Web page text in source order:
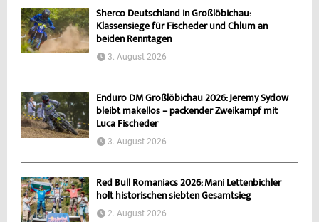
Sherco Deutschland in Großlöbichau:
Klassensiege für Fischeder und Chlum an
beiden Renntagen
3. August 2026
Enduro DM Großlöbichau 2026: Jeremy Sydow
bleibt makellos – packender Zweikampf mit
Luca Fischeder
3. August 2026
Red Bull Romaniacs 2026: Mani Lettenbichler
holt historischen siebten Gesamtsieg
2. August 2026